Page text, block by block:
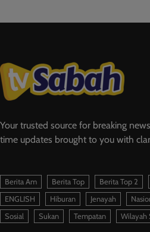
Your trusted source for breaking
time updates brought to you with
Berita Am Berita Top Berita Top 2
ENGLISH
Hiburan Jenayah
Sosial
Sukan Tempatan Wilayah